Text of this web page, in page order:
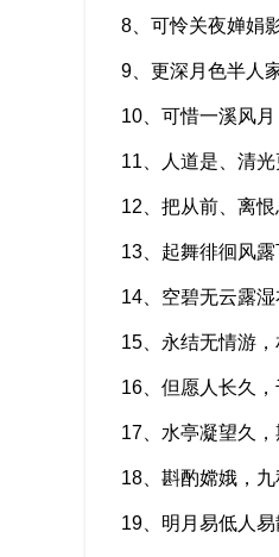
8、可怜关夜婵娟
9、更深月色半人
10、可惜一溪风
11、人道是、清
12、把从前、离
13、起舞徘徊风露
14、空碧无云露
15、永结无情游
16、但愿人长久，
17、水亭凝望久
18、斟酌嫦娥，
19、明月易低人